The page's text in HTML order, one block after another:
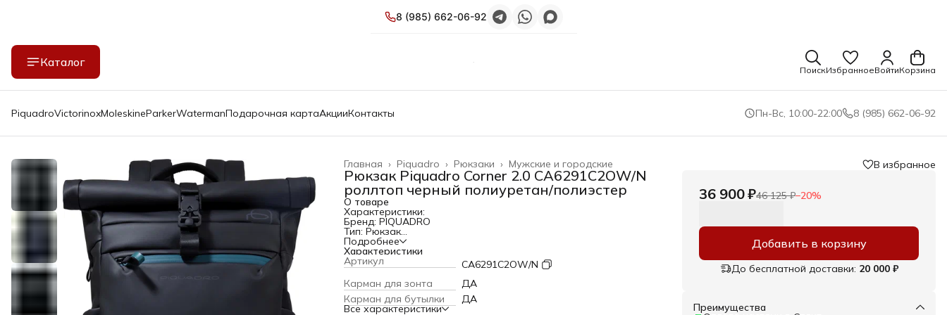
8 (985) 662-06-92
Каталог
ПоискИзбранноеВойтиКорзина
PiquadroVictorinoxMoleskineParkerWatermanПодарочная картаАкцииКонтакты Пн-Вс, 10:00-22:00 8 (985) 662-06-92
Мужские и городские
Рюкзаки ›
Piquadro ›
Главная ›
Рюкзак Piquadro Corner 2.0 CA6291C2OW/N
роллтоп черный полиуретан/полиэстер
О товаре
Характеристики:
Бренд: PIQUADRO
Тип: Рюкзак
PartNumber/Артикул Производителя: CA6291C2OW/N
Описание: Рюкзак для ноутбука и iPad® с откидным верхом из
водостойкой ткани с ремешком на груди, петлями для
велосипедного U-образного замка, задним фонарем, который
можно носить на велосипеде, и защитой от RFID
Пол: унисекс
Отделение для ноутбука: ДА
Объем: 26 л
Подробнее
Характеристики
Артикул
CA6291C2OW/N
Карман для зонта
ДА
Карман для бутылки
ДА
Все характеристики
В избранное
36 900 ₽46 125 ₽−20%
Добавить в корзину
До бесплатной доставки: 20 000 ₽
Преимущества